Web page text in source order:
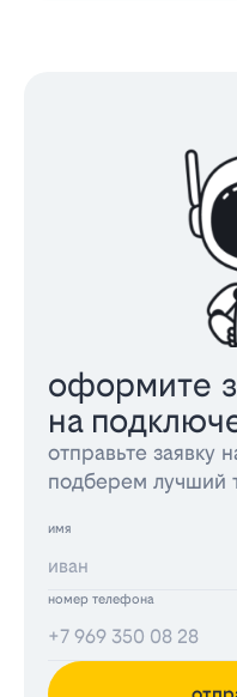
оформите
на
отправьте заявку
подберем лучший
имя
номер телефона